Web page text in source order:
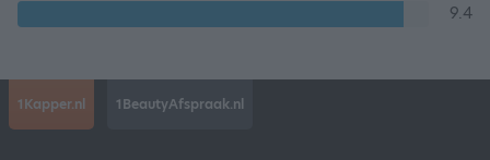
9.4
1Kapper.nl 1BeautyAfspraak.nl